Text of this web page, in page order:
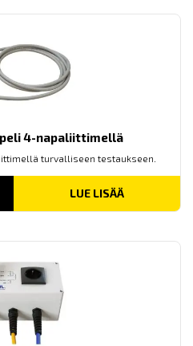
4-napaliittimellä
turvalliseen testaukseen.
LUE LISÄÄ